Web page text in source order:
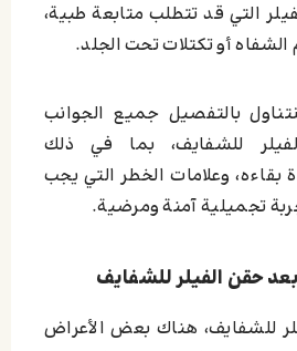
التي قد تتطلب متابعة طبية،
أو تكتلات تحت الجلد.
بالتفصيل جميع الجوانب
للشفايف، بما في ذلك
بقاءه، وعلامات الخطر التي يجب
تجميلية آمنة ومرضية.
حقن الفيلر للشفايف
للشفايف، هناك بعض الأعراض